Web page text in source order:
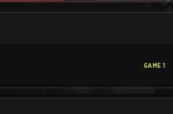
GAME 1